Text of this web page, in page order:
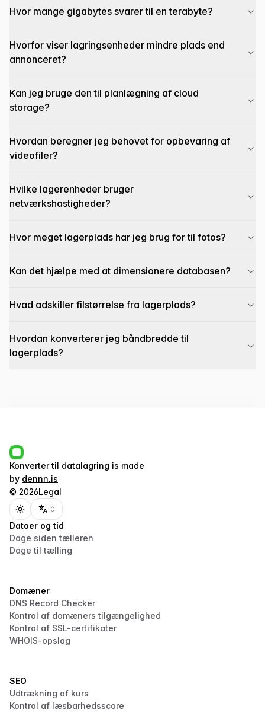
Hvor mange gigabytes svarer til en terabyte?
Hvorfor viser lagringsenheder mindre plads end
annonceret?
Kan jeg bruge den til planlægning af cloud
storage?
Hvordan beregner jeg behovet for opbevaring af
videofiler?
Hvilke lagerenheder bruger
netværkshastigheder?
Hvor meget lagerplads har jeg brug for til fotos?
Kan det hjælpe med at dimensionere databasen?
Hvad adskiller filstørrelse fra lagerplads?
Hvordan konverterer jeg båndbredde til
lagerplads?
Konverter til datalagring is made
by dennn.is
© 2026Legal
Toggle theme
Datoer og tid
Dage siden tælleren
Dage til tælling
Domæner
DNS Record Checker
Kontrol af domæners tilgængelighed
Kontrol af SSL-certifikater
WHOIS-opslag
SEO
Udtrækning af kurs
Kontrol af læsbarhedsscore